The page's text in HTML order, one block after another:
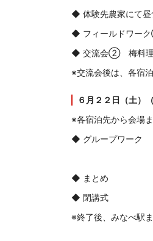
◆ 体験先農家にて昼
◆ フィールドワー
◆ 交流会② 梅料理
※交流会後は、各宿
６月２２日（土）
※各宿泊先から会場
◆ グループワーク
講師：
◆ まとめ
◆ 閉講式
※終了後、みなべ駅